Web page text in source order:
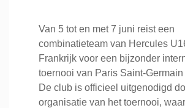
Van 5 tot en met 7 juni reist een
combinatieteam van Hercules
Frankrijk voor een bijzonder
toernooi van Paris Saint-
De club is officieel uitgenodigd
organisatie van het toernooi,